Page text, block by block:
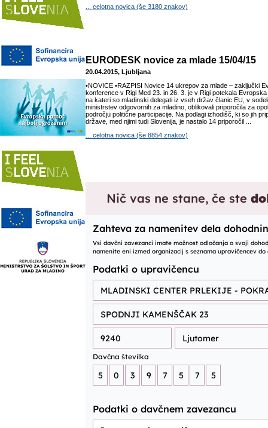
... celotna novica (še 3180 znakov)
EURODESK novice za mlade 15/04/15
20.04.2015, Ljubljana
•NOVICE •RAZPISI Novice 14 ukrepov za mlade – zaključki
konference v Rigi Med 23. in 26. 3. je v Rigi potekala
na kateri so mladinski delegati iz vseh držav članic EU, v
ministrstev odgovornih za mladino, oblikovali priporočila za
področju politične participacije. Na podlagi izhodišč, ki so jih
države, med njimi tudi Slovenija, je nastalo 14 priporočil ...
... celotna novica (še 8854 znakov)